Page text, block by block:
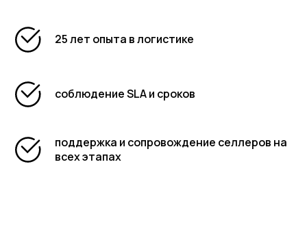
25 лет опыта в логистике
соблюдение SLA и сроков
поддержка и сопровождение селлеров на
всех этапах